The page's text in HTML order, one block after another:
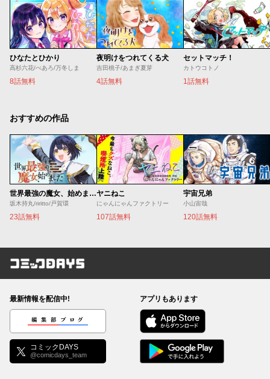
ひなたとひかり
高杉六花/べあろ/万冬しま
8話無料
夜明けをつれてくる犬
吉田桃子/あまぎ夏芽
4話無料
セットマッチ！
カトウコトノ
1話無料
おすすめの作品
世界最強の魔女、始めました ～私だけ『攻略サイト』を見れる世界で自由に生きます～
坂木持丸/riritto/戸賀環
23話無料
ヤニねこ
にゃんにゃんファクトリー
107話無料
宇宙兄弟
小山宙哉
120話無料
コミックDAYS
最新情報を配信中!
編集部ブログ
コミックDAYS
@comicdays_team
アプリもあります